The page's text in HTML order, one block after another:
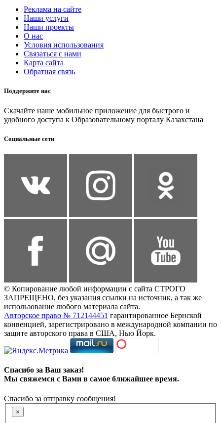
Реклама на сайте
Наши услуги
Наши проекты
О нас
Условия использования
Связаться с нами
Карта сайта
Обратная связь
Поддержите нас
Скачайте наше мобильное приложение для быстрого и
удобного доступа к Образовательному порталу Казахстана
Социальные сети
© Копирование любой информации с сайта СТРОГО
ЗАПРЕЩЕНО, без указания ссылки на источник, а так же
использование любого материала сайта.
Авторское право № 712144451 гарантированное Бернской
конвенцией, зарегистрировано в международной компании по
защите авторского права в США, Нью Йорк.
Спасибо за Ваш заказ!
Мы свяжемся с Вами в самое ближайшее время.
Спасибо за отправку сообщения!
×